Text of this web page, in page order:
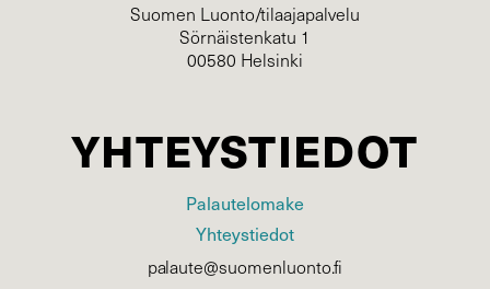
Suomen Luonto/tilaajapalvelu
Sörnäistenkatu 1
00580 Helsinki
YHTEYSTIEDOT
Palautelomake
Yhteystiedot
palaute@suomenluonto.fi